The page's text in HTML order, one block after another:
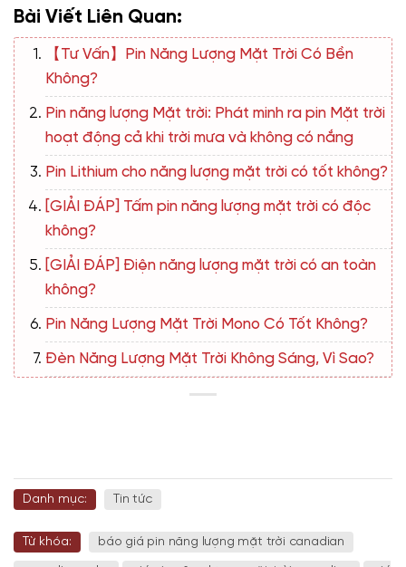
Bài Viết Liên Quan:
【Tư Vấn】Pin Năng Lượng Mặt Trời Có Bền
Không?
Pin năng lượng Mặt trời: Phát minh ra pin Mặt trời
hoạt động cả khi trời mưa và không có nắng
Pin Lithium cho năng lượng mặt trời có tốt không?
[GIẢI ĐÁP] Tấm pin năng lượng mặt trời có độc
không?
[GIẢI ĐÁP] Điện năng lượng mặt trời có an toàn
không?
Pin Năng Lượng Mặt Trời Mono Có Tốt Không?
Đèn Năng Lượng Mặt Trời Không Sáng, Vì Sao?
Danh mục: Tin tức
Từ khóa: báo giá pin năng lượng mặt trời canadian